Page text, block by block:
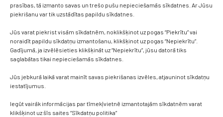
prasības, tā izmanto savas un trešo pušu nepieciešamās sīkdatnes. Ar Jūsu
piekrišanu var tik uzstādītas papildu sīkdatnes.
Jūs varat piekrist visām sīkdatnēm, noklikšķinot uz pogas “Piekrītu” vai
noraidīt papildu sīkdatņu izmantošanu, klikšķinot uz pogas “Nepiekrītu”.
Gadījumā, ja izvēlēsieties klikšķināt uz “Nepiekrītu”, jūsu datorā tiks
saglabātas tikai nepieciešamās sīkdatnes.
Jūs jebkurā laikā varat mainīt savas piekrišanas izvēles, atjauninot sīkdatņu
iestatījumus.
Iegūt vairāk informācijas par tīmekļvietnē izmantotajām sīkdatnēm varat
klikšķinot uz šīs saites “Sīkdatņu politika”
Kontakti